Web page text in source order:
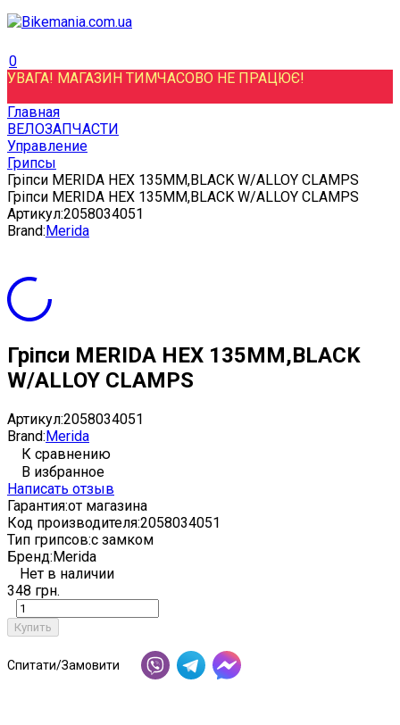
0
УВАГА! МАГАЗИН ТИМЧАСОВО НЕ ПРАЦЮЄ!
Главная
ВЕЛОЗАПЧАСТИ
Управление
Грипсы
Гріпси MERIDA HEX 135MM,BLACK W/ALLOY CLAMPS
Гріпси MERIDA HEX 135MM,BLACK W/ALLOY CLAMPS
Артикул:2058034051
Brand:Merida
Гріпси MERIDA HEX 135MM,BLACK
W/ALLOY CLAMPS
Артикул:2058034051
Brand:Merida
К сравнению
В избранное
Написать отзыв
Гарантия:от магазина
Код производителя:2058034051
Тип грипсов:с замком
Бренд:Merida
Нет в наличии
348 грн.
Купить
Спитати/Замовити